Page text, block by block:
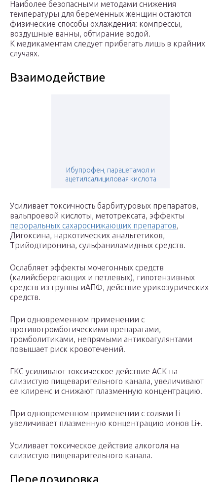
Наиболее безопасными методами снижения
температуры для беременных женщин остаются
физические способы охлаждения: компрессы,
воздушные ванны, обтирание водой.
К медикаментам следует прибегать лишь в крайних
случаях.
Взаимодействие
Ибупрофен, парацетамол и
ацетилсалициловая кислота
Усиливает токсичность барбитуровых препаратов,
вальпроевой кислоты, метотрексата, эффекты
пероральных сахароснижающих препаратов,
Дигоксина, наркотических анальгетиков,
Трийодтиронина, сульфаниламидных средств.
Ослабляет эффекты мочегонных средств
(калийсберегающих и петлевых), гипотензивных
средств из группы иАПФ, действие урикозурических
средств.
При одновременном применении с
противотромботическими препаратами,
тромболитиками, непрямыми антикоагулянтами
повышает риск кровотечений.
ГКС усиливают токсическое действие АСК на
слизистую пищеварительного канала, увеличивают
ее клиренс и снижают плазменную концентрацию.
При одновременном применении с солями Li
увеличивает плазменную концентрацию ионов Li+.
Усиливает токсическое действие алкоголя на
слизистую пищеварительного канала.